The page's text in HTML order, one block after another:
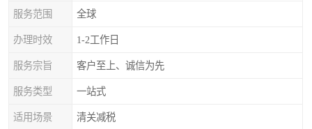
服务范围 全球
办理时效 1-2工作日
服务宗旨 客户至上、诚信为先
服务类型 一站式
适用场景 清关减税